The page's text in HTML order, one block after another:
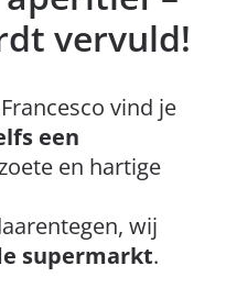
vervuld!
vind je
een
en hartige
wij
supermarkt.